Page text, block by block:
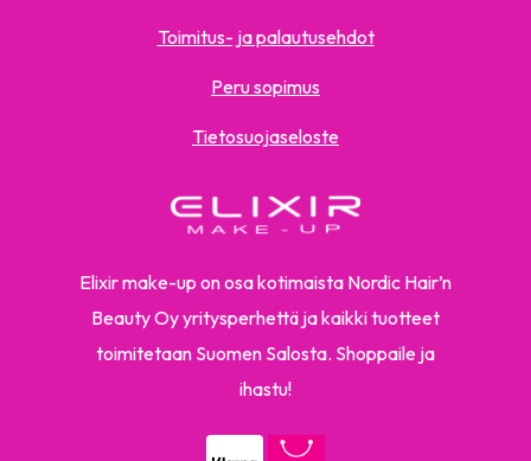
Elixir make-up on osa kotimaista Nordic Hair’n
Beauty Oy yritysperhettä ja kaikki tuotteet
toimitetaan Suomen Salosta. Shoppaile ja
ihastu!
Toimitus- ja palautusehdot
Peru sopimus
Tietosuojaseloste